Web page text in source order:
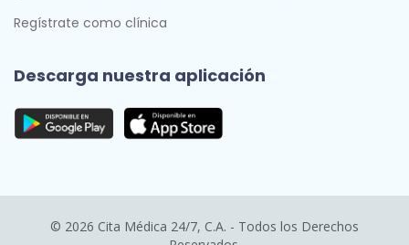
Regístrate como clínica
Descarga nuestra aplicación
© 2026 Cita Médica 24/7, C.A. - Todos los Derechos